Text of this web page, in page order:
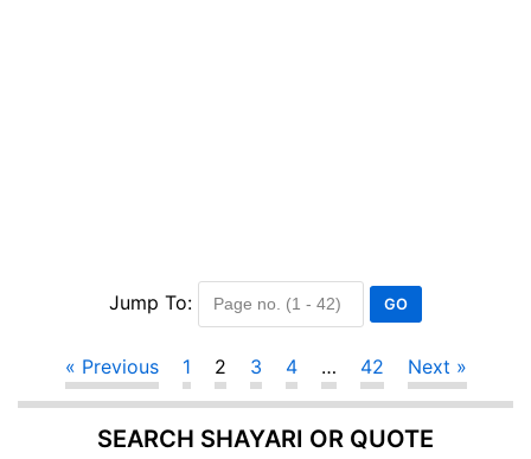
Jump To:
« Previous 1 2 3 4 … 42 Next »
SEARCH SHAYARI OR QUOTE